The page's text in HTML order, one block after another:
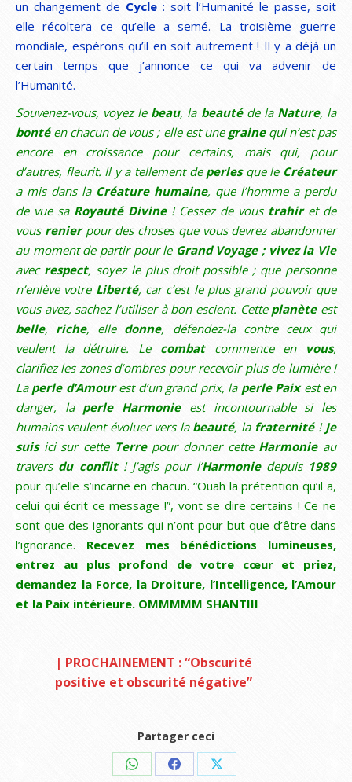
un changement de Cycle : soit l’Humanité le passe, soit
elle récoltera ce qu’elle a semé. La troisième guerre
mondiale, espérons qu’il en soit autrement ! Il y a déjà un
certain temps que j’annonce ce qui va advenir de
l’Humanité.
Souvenez-vous, voyez le beau, la beautéde la Nature, la
bontéen chacun de vous ; elle est une graine qui n’est pas
encore en croissance pour certains, mais qui, pour
d’autres, fleurit. Il y a tellement de perlesque le Créateur
a mis dans la Créature humaine, que l’homme a perdu
de vue sa Royauté Divine ! Cessez de vous trahiret de
vous renierpour des choses que vous devrez abandonner
au moment de partir pour le Grand Voyage ; vivez la Vie
avec respect, soyez le plus droit possible ; que personne
n’enlève votre Liberté, car c’est le plus grand pouvoir que
vous avez, sachez l’utiliser à bon escient. Cette planèteest
belle, riche, elle donne, défendez-la contre ceux qui
veulent la détruire. Le combatcommence en vous,
clarifiez les zones d’ombres pour recevoir plus de lumière !
La perle d’Amourest d’un grand prix, la perle Paixest en
danger, la perle Harmonieest incontournable si les
humains veulent évoluer vers la beauté, la fraternité! Je
suis ici sur cette Terrepour donner cette Harmonieau
travers du conflit! J’agis pour l’Harmoniedepuis1989
pour qu’elle s’incarne en chacun. “Ouah la prétention qu’il a,
celui qui écrit ce message !”, vont se dire certains ! Ce ne
sont que des ignorants qui n’ont pour but que d’être dans
l’ignorance. Recevez mes bénédictions lumineuses,
entrez au plus profond de votre cœur et priez,
demandez la Force, la Droiture, l’Intelligence, l’Amour
et la Paix intérieure. OMMMMM SHANTIII
| PROCHAINEMENT : “Obscurité
positive et obscurité négative”
Partager ceci
Share Share Share